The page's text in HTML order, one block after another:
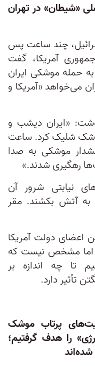
«شیطان» در تهران
چند ساعت پس
آمریکا، گفت
به حمله موشکی ایران
می‌خواهد «آمریکا و
«ایران دیشب و
شلیک کرد. ساعت
موشکی به صدا
رهگیری شدند.»
نیابتی شرور آن
به آتش بکشند. مقر
اعضای دولت آمریکا
اما مشخص نیست که
تا چه اندازه بر
تأثیر دارد.
پرتاب موشک
را هدف گرفتیم؛